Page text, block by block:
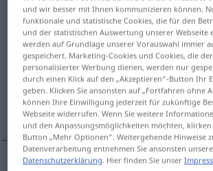
Übersicht aller Übersetzungen
(Für mehr Details die Übersetzung anklicken/
Vorrichtung, Anlage, Gerät
Weitere Beispiele...
und wir besser mit Ihnen kommunizieren können.
funktionale und statistische Cookies, die für den
und der statistischen Auswertung unserer Webseite
werden auf Grundlage unserer Vorauswahl immer
gespeichert. Marketing-Cookies und Cookies, die
personalisierter Werbung dienen, werden nur
durch einen Klick auf den „Akzeptieren“-Button Ihr
geben. Klicken Sie ansonsten auf „Fortfahren ohne
können Ihre Einwilligung jederzeit für zukünftige
Webseite widerrufen. Wenn Sie weitere
und den Anpassungsmöglichkeiten möchten,
Button „Mehr Optionen“. Weitergehende Hinweise
Datenverarbeitung entnehmen Sie ansonsten
Datenschutzerklärung. Hier finden Sie unser